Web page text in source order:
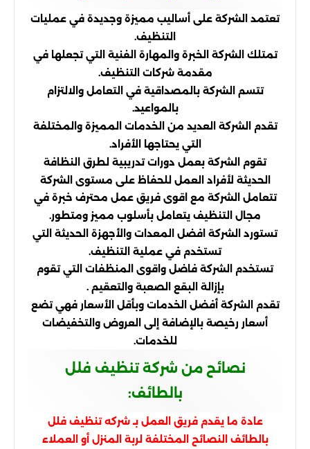
تعتمد الشركة على أساليب مميزة وجديدة في عمليات
التنظيف.
تمتلك الشركة الخبرة والمهارة الفنية التي تجعلها في
مقدمة شركات التنظيف.
تتسم الشركة بالمصداقية في التعامل والالتزام
بالمواعيد.
تقدم الشركة العديد من الخدمات المميزة والمختلفة
التي يحتاجها الأفراد.
تقوم الشركة بعمل دورات تدريبية لطرق النظافة
الحديثة لأفراد العمل للحفاظ على مستوى الشركة
تتعامل الشركة مع اقوى فريق عمل محترف خبرة في
مجال التنظيف يتعامل بأسلوب مميز ومتطور.
تستورد الشركة افضل المعدات والأجهزة الحديثة التي
تستخدم في عملية التنظيف.
تستخدم الشركة فاضل واقوى المنظفات التي تقوم
بإزالة البقع الصعبة والتعقيم .
تقدم الشركة أفضل الخدمات وبأقل الأسعار فهي تضع
أسعار رخيصة بالإضافة إلى العروض والتخفيضات
للخدمات.
نصائح من شركة تنظيف فلل
بالطائف:
عادة ما يقدم فريق العمل بـ شركه تنظيف فلل
بالطائف النصائح المختلفة لربة المنزل أو العملاء